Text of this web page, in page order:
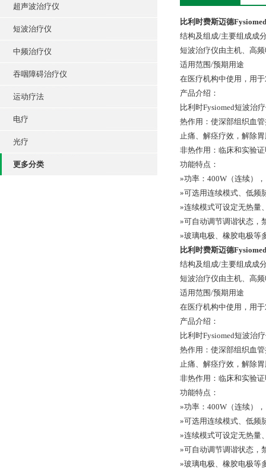
超声波治疗仪
短波治疗仪
中频治疗仪
吞咽障碍治疗仪
运动疗法
电疗
光疗
更多分类
比利时费斯迈德
结构及组成/主要组成成
短波治疗仪由主机、高
适用范围/预期用途
在医疗机构中使用，用
产品介绍：
比利时Fysiomed短波治
热作用：使深部组织血
止痛、解痉疗效，解除
非热作用：临床和实验
功能特点：
»功率：400W（连续）
»可选用连续模式、低频
»连续模式可设定无热量
»可自动调节调谐状态，
»玻璃电极、橡胶电极等
比利时费斯迈德
结构及组成/主要组成成
短波治疗仪由主机、高
适用范围/预期用途
在医疗机构中使用，用
产品介绍：
比利时Fysiomed短波治
热作用：使深部组织血
止痛、解痉疗效，解除
非热作用：临床和实验
功能特点：
»功率：400W（连续）
»可选用连续模式、低频
»连续模式可设定无热量
»可自动调节调谐状态，
»玻璃电极、橡胶电极等